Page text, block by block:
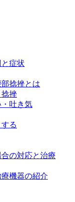
症状
捻挫とは
挫
吐き気
る
の対応と治療
機器の紹介